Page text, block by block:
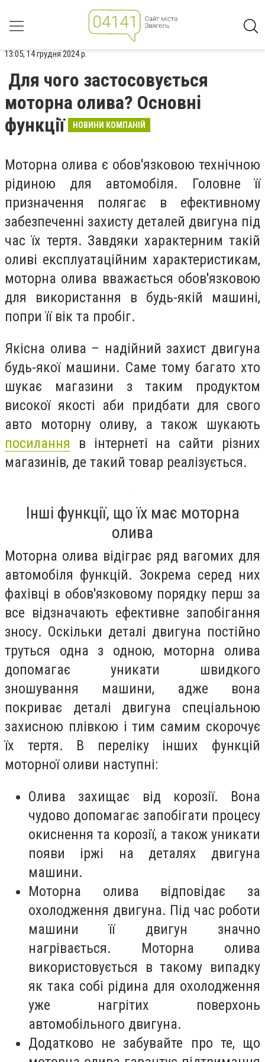
13:05, 14 грудня 2024 р.
Для чого застосовується
моторна олива? Основні
функції
НОВИНИ КОМПАНІЙ
Моторна олива є обов'язковою технічною
рідиною для автомобіля. Головне її
призначення полягає в ефективному
забезпеченні захисту деталей двигуна під
час їх тертя. Завдяки характерним такій
оливі експлуатаційним характеристикам,
моторна олива вважається обов'язковою
для використання в будь-якій машині,
попри її вік та пробіг.
Якісна олива – надійний захист двигуна
будь-якої машини. Саме тому багато хто
шукає магазини з таким продуктом
високої якості аби придбати для свого
авто моторну оливу, а також шукають
посилання в інтернеті на сайти різних
магазинів, де такий товар реалізується.
Інші функції, що їх має моторна
олива
Моторна олива відіграє ряд вагомих для
автомобіля функцій. Зокрема серед них
фахівці в обов'язковому порядку перш за
все відзначають ефективне запобігання
зносу. Оскільки деталі двигуна постійно
труться одна з одною, моторна олива
допомагає уникати швидкого
зношування машини, адже вона
покриває деталі двигуна спеціальною
захисною плівкою і тим самим скорочує
їх тертя. В переліку інших функцій
моторної оливи наступні:
Олива захищає від корозії. Вона
чудово допомагає запобігати процесу
окиснення та корозії, а також уникати
появи іржі на деталях двигуна
машини.
Моторна олива відповідає за
охолодження двигуна. Під час роботи
машини її двигун значно
нагрівається. Моторна олива
використовується в такому випадку
як така собі рідина для охолодження
уже нагрітих поверхонь
автомобільного двигуна.
Додатково не забувайте про те, що